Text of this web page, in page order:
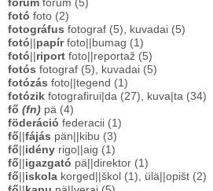
fórum forum (5)
fotó foto (2)
fotográfus fotograf (5), kuvadai (5)
fotó
papír foto||bumag (1)
fotó
riport foto||reportaž (5)
fotós fotograf (5), kuvadai (5)
fotózás foto||tegend (1)
fotózik fotografirui|da (27), kuva|ta (34)
fő (fn) pä (4)
föderáció federacii (1)
fő fájás pän||kibu (3)
fő
idény rigo||aig (1)
fő
igazgató pä||direktor (1)
fő
iskola korged||škol (1), ülä||opišt (2)